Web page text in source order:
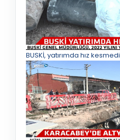
BUSKİ, yatırımda hız kesmedi